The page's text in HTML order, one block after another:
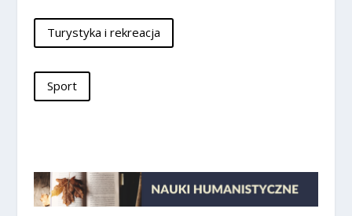
Turystyka i rekreacja
Sport